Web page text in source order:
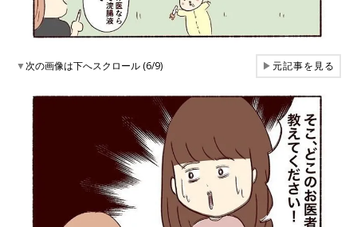
▼次の画像は下へスクロール (6/9) ▶元記事を見る